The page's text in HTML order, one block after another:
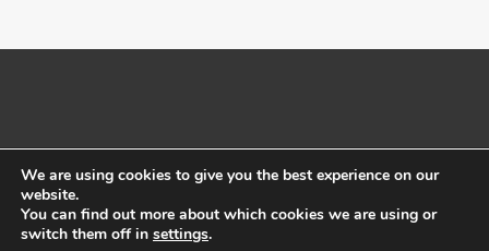
Copyright © Megafon 2016
Početna
Impresum
We are using cookies to give you the best experience on our
website.
You can find out more about which cookies we are using or
switch them off in settings.